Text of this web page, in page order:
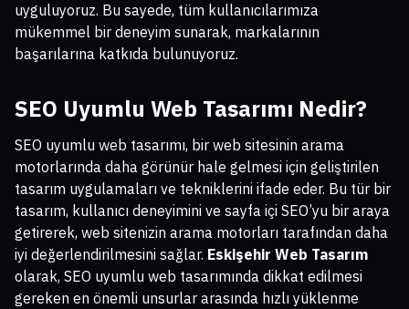
uyguluyoruz. Bu sayede, tüm kullanıcılarımıza
mükemmel bir deneyim sunarak, markalarının
başarılarına katkıda bulunuyoruz.
SEO Uyumlu Web Tasarımı Nedir?
SEO uyumlu web tasarımı, bir web sitesinin arama
motorlarında daha görünür hale gelmesi için geliştirilen
tasarım uygulamaları ve tekniklerini ifade eder. Bu tür bir
tasarım, kullanıcı deneyimini ve sayfa içi SEO’yu bir araya
getirerek, web sitenizin arama motorları tarafından daha
iyi değerlendirilmesini sağlar. Eskişehir Web Tasarım
olarak, SEO uyumlu web tasarımında dikkat edilmesi
gereken en önemli unsurlar arasında hızlı yüklenme